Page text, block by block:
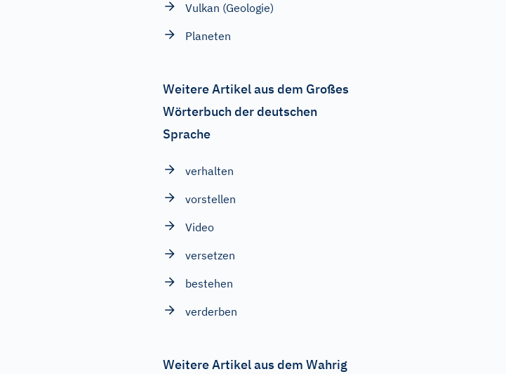
Vulkan (Geologie)
Planeten
Weitere Artikel aus dem Großes
Wörterbuch der deutschen
Sprache
verhalten
vorstellen
Video
versetzen
bestehen
verderben
Weitere Artikel aus dem Wahrig